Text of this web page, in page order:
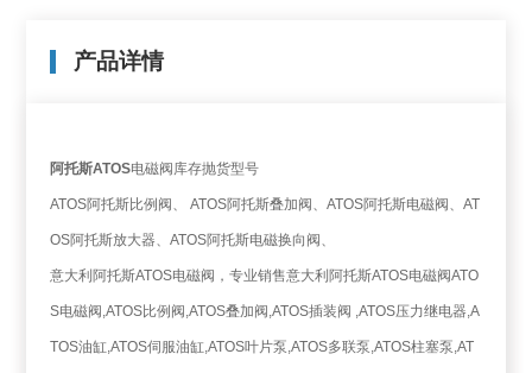
产品详情
阿托斯ATOS电磁阀库存抛货型号
ATOS阿托斯比例阀、 ATOS阿托斯叠加阀、ATOS阿托斯电磁阀、AT
OS阿托斯放大器、ATOS阿托斯电磁换向阀、
意大利阿托斯ATOS电磁阀，专业销售意大利阿托斯ATOS电磁阀ATO
S电磁阀,ATOS比例阀,ATOS叠加阀,ATOS插装阀 ,ATOS压力继电器,A
TOS油缸,ATOS伺服油缸,ATOS叶片泵,ATOS多联泵,ATOS柱塞泵,AT